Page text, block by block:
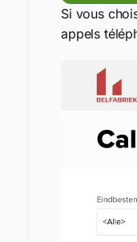
Si vous
appels